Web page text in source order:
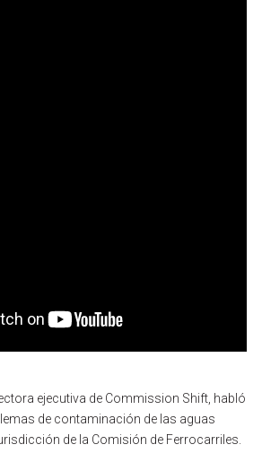
ejecutiva de Commission Shift, habló
de contaminación de las aguas
de la Comisión de Ferrocarriles.